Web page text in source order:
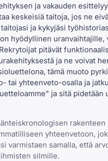
ja vakauden
keskeisiä taitoja, jos ne
ja kykyjäsi
hyödyllinen uranvaihtajille,
pitävät
ja ne voivat
tämä muoto
tai yhteenveto-osalla ja
ja sitä
yhteenvetoon,
varmistaen samalla, että
silmille.